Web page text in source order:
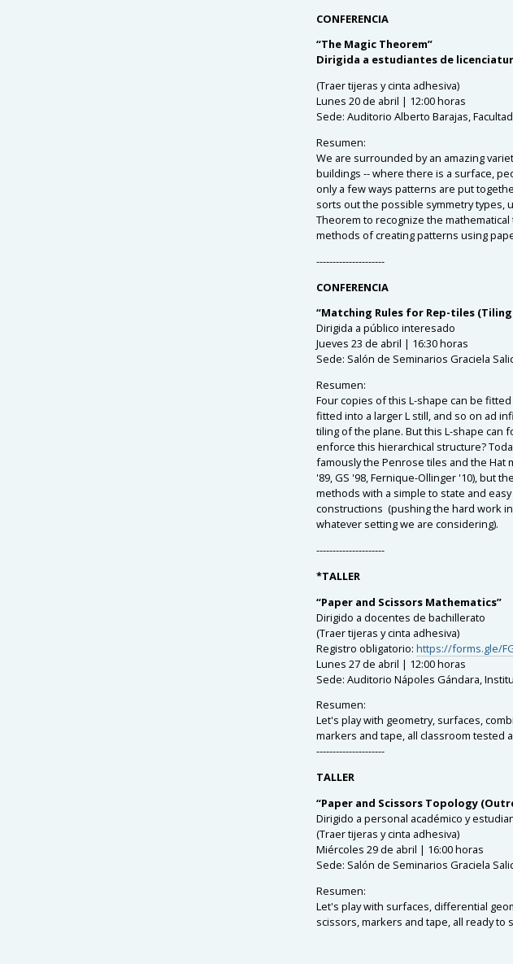
CONFERENCIA
“The Magic Theorem”
Dirigida a estudiantes de
(Traer tijeras y cinta adhesiva)
Lunes 20 de abril | 12:00 horas
Sede: Auditorio Alberto Barajas,
Resumen:
We are surrounded by an amazing
buildings -- where there is a surface,
only a few ways patterns are put
sorts out the possible symmetry types,
Theorem to recognize the
methods of creating patterns using
---------------------
CONFERENCIA
“Matching Rules for Rep-tiles (Tiling
Dirigida a público interesado
Jueves 23 de abril | 16:30 horas
Sede: Salón de Seminarios Graciela
Resumen:
Four copies of this L-shape can be
fitted into a larger L still, and so on ad
tiling of the plane. But this L-shape
enforce this hierarchical structure?
famously the Penrose tiles and the Hat
'89, GS '98, Fernique-Ollinger '10), but
methods with a simple to state and
constructions (pushing the hard work
whatever setting we are considering).
---------------------
*TALLER
“Paper and Scissors Mathematics”
Dirigido a docentes de bachillerato
(Traer tijeras y cinta adhesiva)
Registro obligatorio: https://forms.gle/
Lunes 27 de abril | 12:00 horas
Sede: Auditorio Nápoles Gándara,
Resumen:
Let's play with geometry, surfaces,
markers and tape, all classroom tested
---------------------
TALLER
“Paper and Scissors Topology
Dirigido a personal académico y
(Traer tijeras y cinta adhesiva)
Miércoles 29 de abril | 16:00 horas
Sede: Salón de Seminarios Graciela
Resumen:
Let's play with surfaces, differential
scissors, markers and tape, all ready to